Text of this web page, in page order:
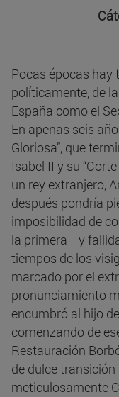
Pocas épocas hay
políticamente, de
España como el
En apenas seis
Gloriosa”, que
Isabel II y su
un rey extranjero,
después pondría
imposibilidad de
la primera –y
tiempos de los
marcado por el
pronunciamiento
encumbró al hijo
comenzando de
Restauración
de dulce
meticulosamente